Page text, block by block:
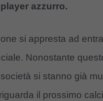
azzurro.
si appresta ad
Nonostante
si stanno già
il prossimo